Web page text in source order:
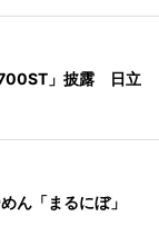
」披露 日立
ん「まるにぼ」